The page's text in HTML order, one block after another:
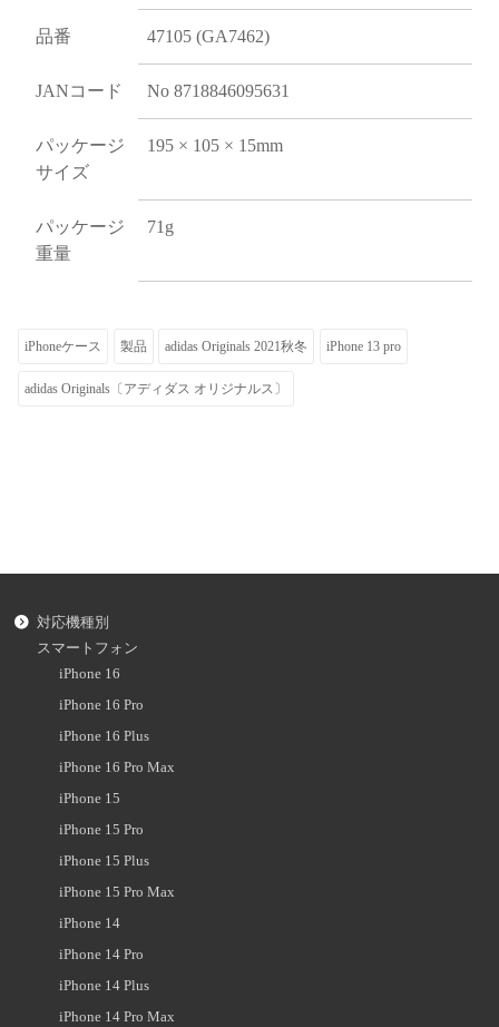
品番 47105 (GA7462)
JANコード No 8718846095631
パッケージ
サイズ
195 × 105 × 15mm
パッケージ
重量
71g
iPhoneケース 製品 adidas Originals 2021秋冬 iPhone 13 pro
adidas Originals〔アディダス オリジナルス〕
対応機種別
スマートフォン
iPhone 16
iPhone 16 Pro
iPhone 16 Plus
iPhone 16 Pro Max
iPhone 15
iPhone 15 Pro
iPhone 15 Plus
iPhone 15 Pro Max
iPhone 14
iPhone 14 Pro
iPhone 14 Plus
iPhone 14 Pro Max